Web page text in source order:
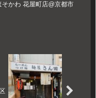
そかわ 花屋町店@京都市